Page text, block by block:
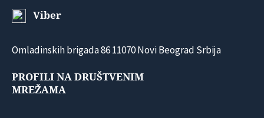
Viber
Omladinskih brigada 86 11070 Novi Beograd Srbija
PROFILI NA DRUŠTVENIM
MREŽAMA